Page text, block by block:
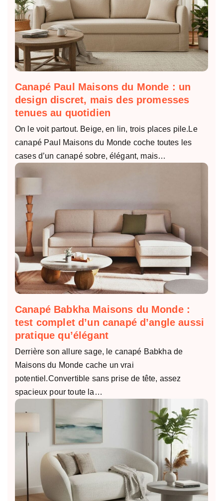
Canapé Paul Maisons du Monde : un
design discret, mais des promesses
tenues au quotidien
On le voit partout. Beige, en lin, trois places pile.Le
canapé Paul Maisons du Monde coche toutes les
cases d’un canapé sobre, élégant, mais…
Canapé Babkha Maisons du Monde :
test complet d’un canapé d’angle aussi
pratique qu’élégant
Derrière son allure sage, le canapé Babkha de
Maisons du Monde cache un vrai
potentiel.Convertible sans prise de tête, assez
spacieux pour toute la…